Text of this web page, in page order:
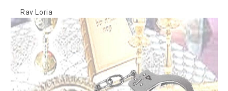
Rav Loria